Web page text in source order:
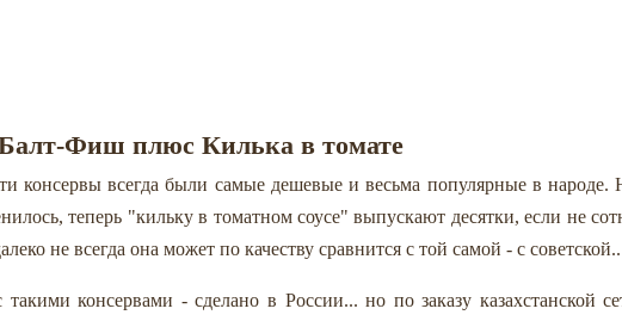
Фиш плюс Килька в томате
консервы всегда были самые дешевые и весьма популярные в народе.
теперь "кильку в томатном соусе" выпускают десятки, если не
не всегда она может по качеству сравнится с той самой - с
консервами - сделано в России... но по заказу казахстанской